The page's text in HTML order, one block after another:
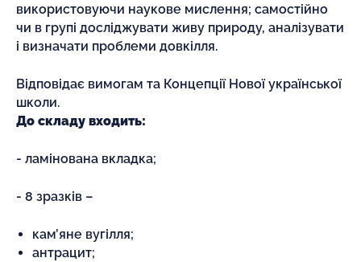
використовуючи наукове мислення; самостійно
чи в групі досліджувати живу природу, аналізувати
і визначати проблеми довкілля.
Відповідає вимогам та Концепції Нової української
школи.
До складу входить:
- ламінована вкладка;
- 8 зразків –
кам’яне вугілля;
антрацит;